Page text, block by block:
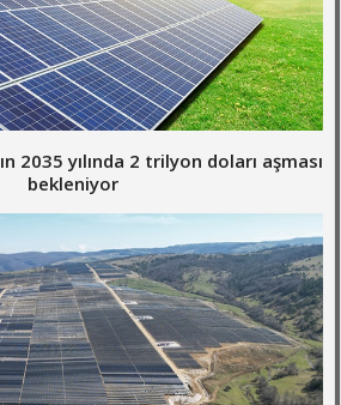
2035 yılında 2 trilyon doları aşması
bekleniyor